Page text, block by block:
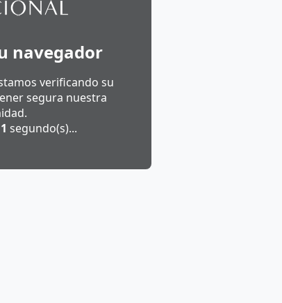
navegador
verificando su
segura nuestra
1 segundo(s)...